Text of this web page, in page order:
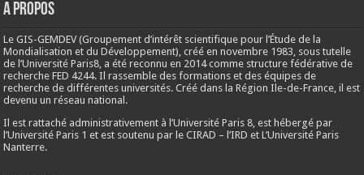
A propos
Le GIS-GEMDEV (Groupement d’intérêt scientifique pour l’Étude de la
Mondialisation et du Développement), créé ennovembre 1983, sous tutelle
de l’Université Paris8, a été reconnu en 2014 comme structure fédérative de
recherche FED 4244. Il rassemble des formations et des équipes de
recherche de différentes universités. Créé dans la Région Ile-de-France, il est
devenu un réseau national.
Il est rattaché administrativement à l’Université Paris 8, est hébergé par
l’Université Paris 1 et est soutenu par le CIRAD – l’IRD et L’Université Paris
Nanterre.